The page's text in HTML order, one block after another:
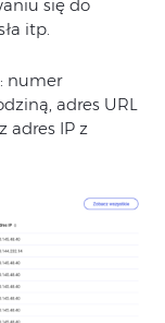
się do
itp.
numer
adres URL
adres IP z